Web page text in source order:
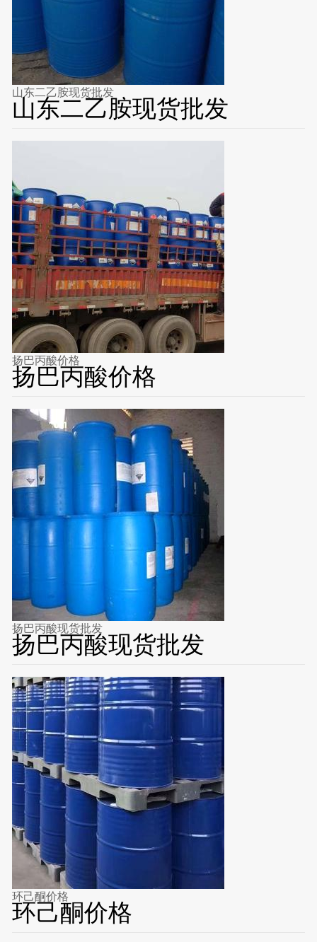
山东二乙胺现货批发
山东二乙胺现货批发
扬巴丙酸价格
扬巴丙酸价格
扬巴丙酸现货批发
扬巴丙酸现货批发
环己酮价格
环己酮价格